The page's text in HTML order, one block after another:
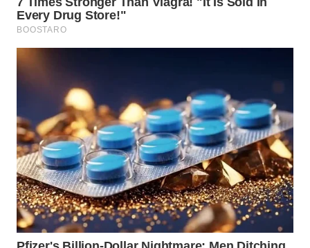
WN
SUMEDANG
CIANJUR
WN
KEPULAUAN
SERIBU
WN
TANGERANG
WN
BINJAI